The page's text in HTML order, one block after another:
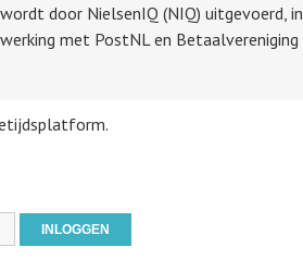
door NielsenIQ (NIQ) uitgevoerd, in
met PostNL en Betaalvereniging